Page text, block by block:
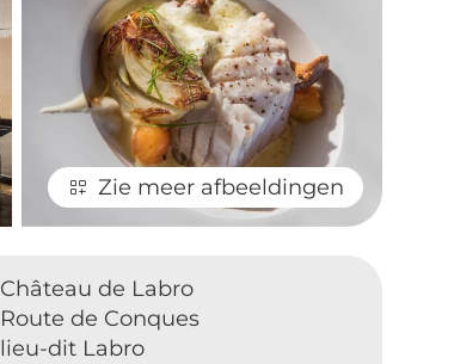
Zie meer afbeeldingen
Château de Labro
Route de Conques
lieu-dit Labro